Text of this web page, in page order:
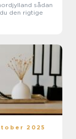
sådan
den rigtige
2025